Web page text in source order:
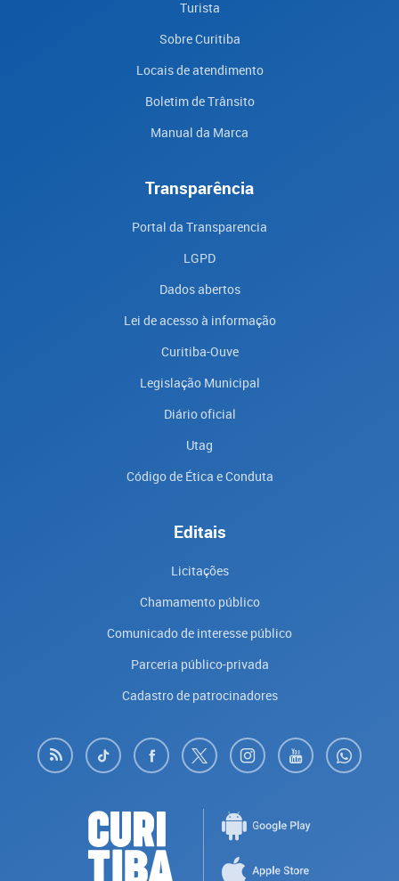
Turista
Sobre Curitiba
Locais de atendimento
Boletim de Trânsito
Manual da Marca
Transparência
Portal da Transparencia
LGPD
Dados abertos
Lei de acesso à informação
Curitiba-Ouve
Legislação Municipal
Diário oficial
Utag
Código de Ética e Conduta
Editais
Licitações
Chamamento público
Comunicado de interesse público
Parceria público-privada
Cadastro de patrocinadores